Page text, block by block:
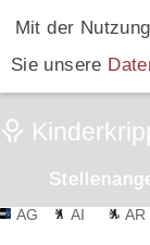
Mit der
Sie unsere
AG AI AR